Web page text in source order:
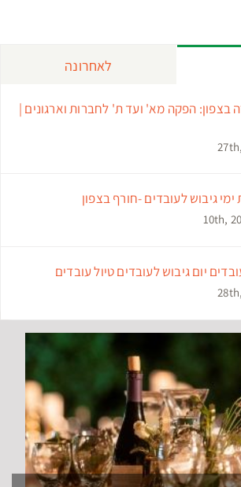
לאחרונה
בצפון: הפקה מא' ועד ת' לחברות וארגונים |
יום גיבוש לעובדים טיול עובדים